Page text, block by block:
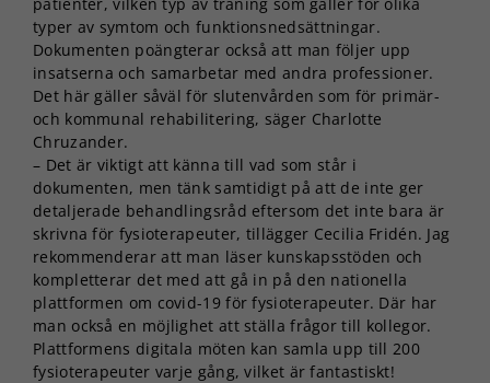
typer av symtom och funktionsnedsättningar.
Dokumenten poängterar också att man följer upp
insatserna och samarbetar med andra professioner.
Det här gäller såväl för slutenvården som för primär-
och kommunal rehabilitering, säger Charlotte
Chruzander.
– Det är viktigt att känna till vad som står i
dokumenten, men tänk samtidigt på att de inte ger
detaljerade behandlingsråd eftersom det inte bara är
skrivna för fysioterapeuter, tillägger Cecilia Fridén. Jag
rekommenderar att man läser kunskapsstöden och
kompletterar det med att gå in på den nationella
plattformen om covid-19 för fysioterapeuter. Där har
man också en möjlighet att ställa frågor till kollegor.
Plattformens digitala möten kan samla upp till 200
fysioterapeuter varje gång, vilket är fantastiskt!